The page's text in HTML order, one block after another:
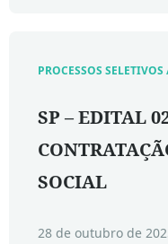
PROCESSOS
SP – EDITAL
SOCIAL
28 de outubro de